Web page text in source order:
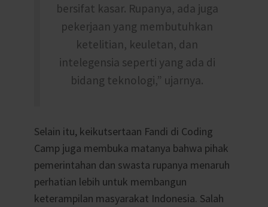
bersifat kasar. Rupanya, ada juga
pekerjaan yang membutuhkan
ketelitian, keuletan, dan
intelegensia seperti yang ada di
bidang teknologi,” ujarnya.
Selain itu, keikutsertaan Fandi di Coding
Camp juga membuka matanya bahwa pihak
pemerintahan dan swasta rupanya menaruh
perhatian lebih untuk membangun
keterampilan masyarakat Indonesia. Salah